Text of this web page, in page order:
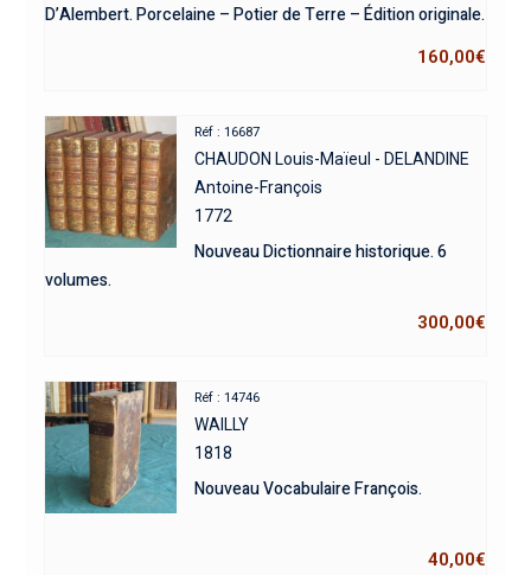
D’Alembert. Porcelaine – Potier de Terre – Édition originale.
160,00€
Réf : 16687
CHAUDON Louis-Maïeul - DELANDINE
Antoine-François
1772
Nouveau Dictionnaire historique. 6
volumes.
300,00€
Réf : 14746
WAILLY
1818
Nouveau Vocabulaire François.
40,00€